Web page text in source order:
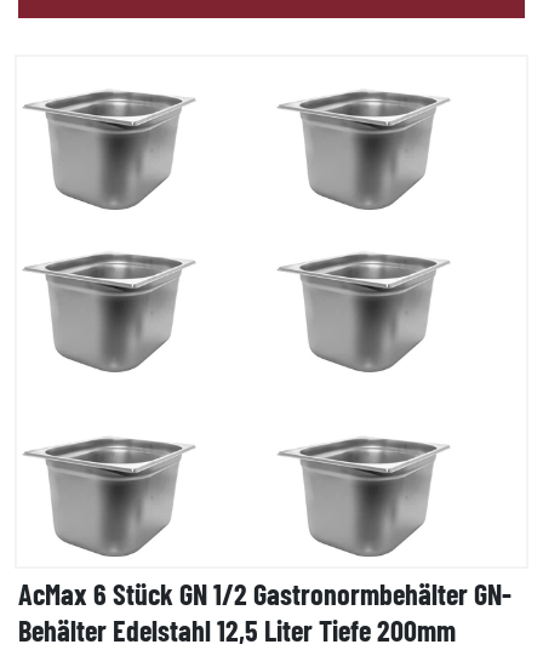
AcMax 6 Stück GN 1/2 Gastronormbehälter GN-
Behälter Edelstahl 12,5 Liter Tiefe 200mm